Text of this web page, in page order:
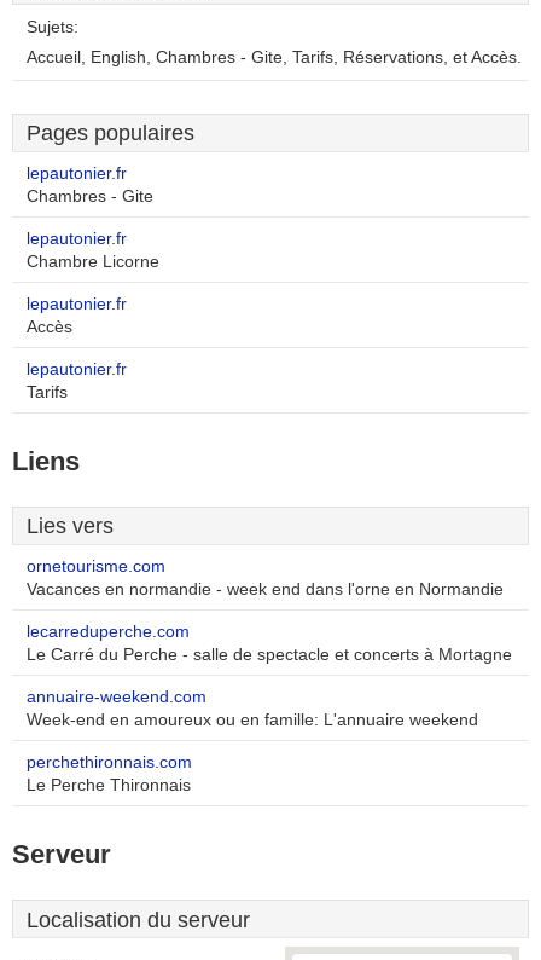
Sujets:
Accueil, English, Chambres - Gite, Tarifs, Réservations, et Accès.
Pages populaires
lepautonier.fr
Chambres - Gite
lepautonier.fr
Chambre Licorne
lepautonier.fr
Accès
lepautonier.fr
Tarifs
Liens
Lies vers
ornetourisme.com
Vacances en normandie - week end dans l'orne en Normandie
lecarreduperche.com
Le Carré du Perche - salle de spectacle et concerts à Mortagne
annuaire-weekend.com
Week-end en amoureux ou en famille: L'annuaire weekend
perchethironnais.com
Le Perche Thironnais
Serveur
Localisation du serveur